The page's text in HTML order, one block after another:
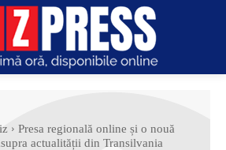
Presa regională online și o nouă
actualității din Transilvania